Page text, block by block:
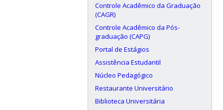
Controle Acadêmico da Graduação
(CAGR)
Controle Acadêmico da Pós-
graduação (CAPG)
Portal de Estágios
Assistência Estudantil
Núcleo Pedagógico
Restaurante Universitário
Biblioteca Universitária